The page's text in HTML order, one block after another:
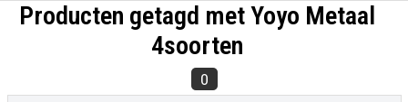
Producten getagd met Yoyo Metaal
4soorten
0